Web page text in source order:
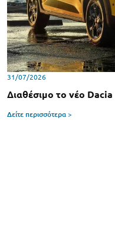
31/07/2026
Διαθέσιμο το νέο
Δείτε περισσότερα >